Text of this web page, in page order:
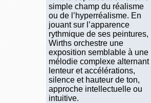
simple champ du réalisme
ou de l’hyperréalisme. En
jouant sur l’apparence
rythmique de ses peintures,
Wirths orchestre une
exposition semblable à une
mélodie complexe alternant
lenteur et accélérations,
silence et hauteur de ton,
approche intellectuelle ou
intuitive.